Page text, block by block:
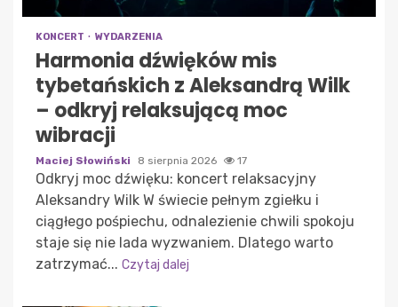
KONCERT WYDARZENIA
Harmonia dźwięków mis
tybetańskich z Aleksandrą Wilk
– odkryj relaksującą moc
wibracji
Maciej Słowiński 8 sierpnia 2026 17
Odkryj moc dźwięku: koncert relaksacyjny
Aleksandry Wilk W świecie pełnym zgiełku i
ciągłego pośpiechu, odnalezienie chwili spokoju
staje się nie lada wyzwaniem. Dlatego warto
zatrzymać... Czytaj dalej